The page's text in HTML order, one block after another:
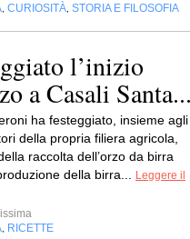
CURIOSITÀ STORIA E FILOSOFIA
l’inizio
a Casali
ha festeggiato, insieme agli
della propria filiera agricola,
raccolta dell’orzo da birra
della birra...
Leggere il
RICETTE